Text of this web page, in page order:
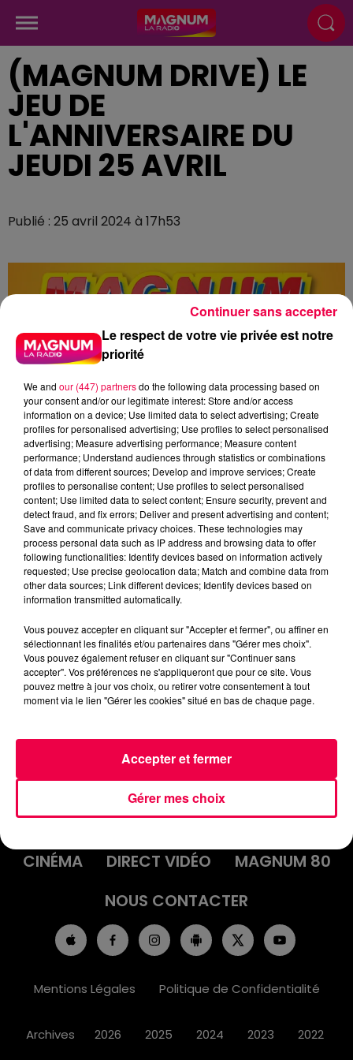
(MAGNUM DRIVE) LE
JEU DE
L'ANNIVERSAIRE DU
JEUDI 25 AVRIL
Publié : 25 avril 2024 à 17h53
podcasts/2024/04/20240425-ANNIVERSAIRES.mp3
ACCUEIL INFOS
EMISSIONS
AGENDA
JEUX
PODCASTS
CINÉMA
DIRECT VIDÉO
MAGNUM 80
NOUS CONTACTER
Mentions Légales Politique de Confidentialité
Archives 2026 2025 2024 2023 2022
Le respect de votre vie privée est notre
priorité
We and our (447) partnersdo the following data processing based on
your consent and/or our legitimate interest: Store and/or access
information on a device; Use limited data to select advertising; Create
profiles for personalised advertising; Use profiles to select personalised
advertising; Measure advertising performance; Measure content
performance; Understand audiences through statistics or combinations
of data from different sources; Develop and improve services; Create
profiles to personalise content; Use profiles to select personalised
content; Use limited data to select content; Ensure security, prevent and
detect fraud, and fix errors; Deliver and present advertising and content;
Save and communicate privacy choices. These technologies may
process personal data such as IP address and browsing data to offer
following functionalities: Identify devices based on information actively
requested; Use precise geolocation data; Match and combine data from
other data sources; Link different devices; Identify devices based on
information transmitted automatically.
Vous pouvez accepter en cliquant sur "Accepter et fermer", ou affiner en
sélectionnant les finalités et/ou partenaires dans "Gérer mes choix".
Vous pouvez également refuser en cliquant sur "Continuer sans
accepter". Vos préférences ne s'appliqueront que pour ce site. Vous
pouvez mettre à jour vos choix, ou retirer votre consentement à tout
moment via le lien "Gérer les cookies" situé en bas de chaque page.
Gérer mes choix
Accepter et fermer
Continuer sans accepter